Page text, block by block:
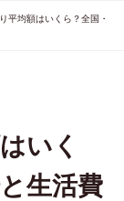
平均額はいくら？全国・
いく
生活費